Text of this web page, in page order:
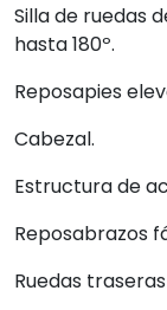
Silla de ruedas
hasta 180º.
Reposapies
Cabezal.
Estructura de
Reposabrazos
Ruedas